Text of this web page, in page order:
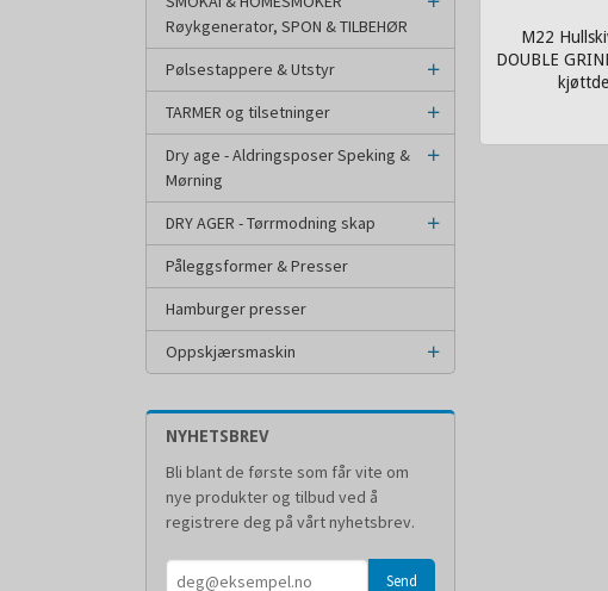
M22
DOUBLE
Røykgenerator, SPON & TILBEHØR
Pølsestappere & Utstyr
TARMER og tilsetninger
Dry age - Aldringsposer Speking &
Mørning
DRY AGER - Tørrmodning skap
Påleggsformer & Presser
Hamburger presser
Oppskjærsmaskin
NYHETSBREV
Bli blant de første som får vite om
nye produkter og tilbud ved å
registrere deg på vårt nyhetsbrev.